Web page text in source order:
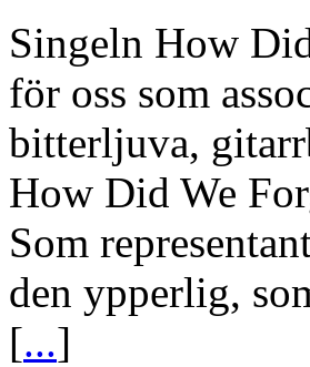
Singeln How
för oss som
bitterljuva,
How Did We
Som
den ypperlig,
[...]